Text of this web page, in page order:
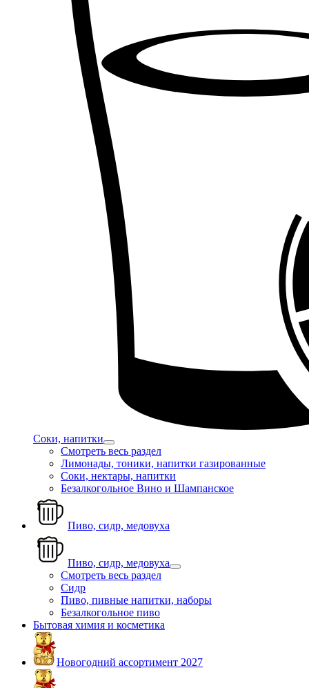
Соки, напитки
Смотреть весь раздел
Лимонады, тоники, напитки газированные
Соки, нектары, напитки
Безалкогольное Вино и Шампанское
Пиво, сидр, медовуха
Пиво, сидр, медовуха
Смотреть весь раздел
Сидр
Пиво, пивные напитки, наборы
Безалкогольное пиво
Бытовая химия и косметика
Новогодний ассортимент 2027